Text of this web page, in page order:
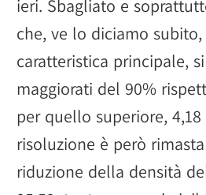
ieri. Sbagliato e
che, ve lo diciamo
caratteristica principale,
maggiorati del 90%
per quello superiore,
risoluzione è però
riduzione della densità